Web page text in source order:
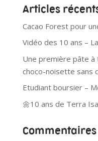
Articles
Cacao Forest pour
Vidéo des 10 ans –
Une première pâte
choco-noisette sans
Etudiant boursier –
🌼10 ans de Terra